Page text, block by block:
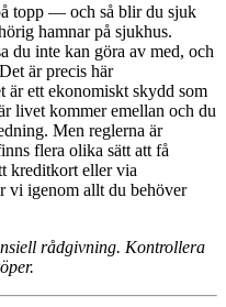
topp — och så blir du sjuk
hamnar på sjukhus.
du inte kan göra av med, och
är precis här
är ett ekonomiskt skydd som
livet kommer emellan och du
Men reglerna är
flera olika sätt att få
kreditkort eller via
vi igenom allt du behöver
rådgivning. Kontrollera